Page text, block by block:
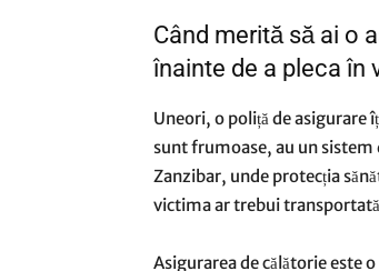
Când merită să ai o
înainte de a pleca în
Uneori, o poliță de asigurare
sunt frumoase, au un sistem
Zanzibar, unde protecția
victima ar trebui transportată
Asigurarea de călătorie este